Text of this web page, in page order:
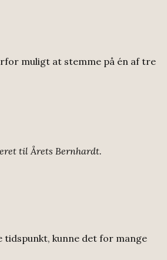
muligt at stemme på én af tre
til Årets Bernhardt.
tidspunkt, kunne det for mange